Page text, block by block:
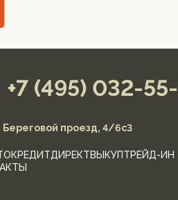
+7 (495) 032-
Береговой проезд, 4/6с3
ДИРЕКТВЫКУПТРЕЙД-ИН